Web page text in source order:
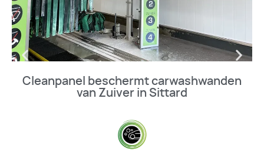
Cleanpanel beschermt carwashwanden
van Zuiver in Sittard